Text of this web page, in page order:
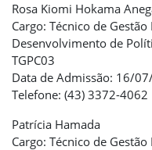
Rosa Kiomi Hokama
Cargo: Técnico de
Desenvolvimento de
TGPC03
Data de Admissão: 16/
Telefone: (43) 3372-4062
Patrícia Hamada
Cargo: Técnico de